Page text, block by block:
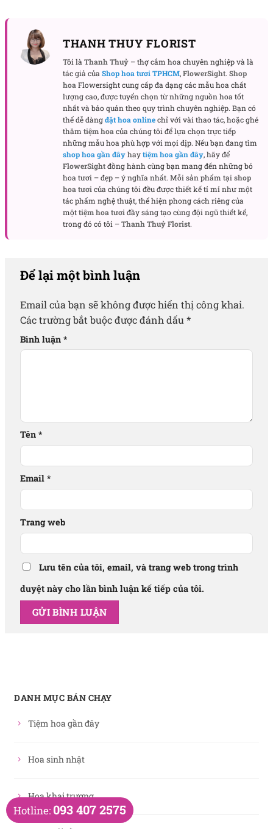
THANH THUY FLORIST
Tôi làThanh Thuỷ – thợ cắm hoa chuyên nghiệp và là
tác giả củaShop hoa tươi TPHCM,FlowerSight. Shop
hoaFlowersight cung cấp đa dạng các mẫu hoa chất
lượng cao, được tuyển chọn từ những nguồn hoa tốt
nhất và bảo quản theo quy trình chuyên nghiệp. Bạn có
thể dễ dàngđặt hoa onlinechỉ với vài thao tác, hoặc ghé
thămtiệm hoacủa chúng tôi để lựa chọn trực tiếp
những mẫu hoa phù hợp với mọi dịp. Nếu bạn đang tìm
shop hoa gần đâyhaytiệm hoa gần đây, hãy để
FlowerSightđồng hành cùng bạn mang đến những bó
hoa tươi – đẹp – ý nghĩa nhất. Mỗi sản phẩm tạishop
hoa tươicủa chúng tôi đều được thiết kế tỉ mỉ như một
tác phẩm nghệ thuật, thể hiện phong cách riêng của
mộttiệm hoa tươiđầy sáng tạo cùng đội ngũ thiết kế,
trong đó có tôi –Thanh Thuỷ Florist.
Để lại một bình luận
Email của bạn sẽ không được hiển thị công khai.
Các trường bắt buộc được đánh dấu *
Bình luận *
Tên *
Email *
Trang web
Lưu tên của tôi, email, và trang web trong trình
duyệt này cho lần bình luận kế tiếp của tôi.
DANH MỤC BÁN CHẠY
Tiệm hoa gần đây
Hoa sinh nhật
Hoa khai trương
Hotline: 093 407 2575